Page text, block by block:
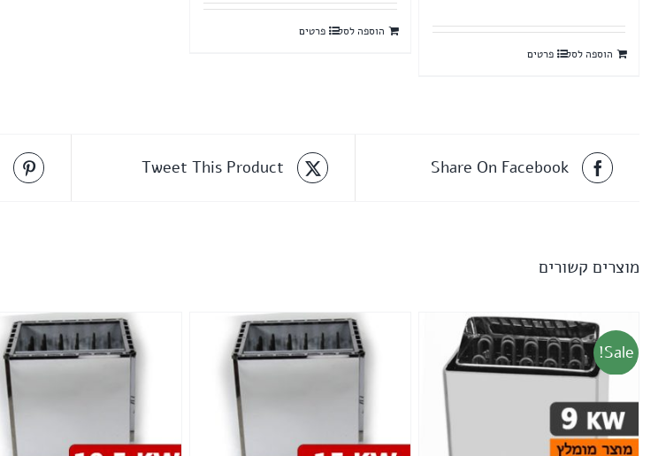
היה:
900 ₪.
הוא:
הוספה לסל פרטים
היה:
900 ₪.
הוא:
הוספה לסל פרטים
Share On Facebook
Tweet This Product
מוצרים קשורים
Sale!